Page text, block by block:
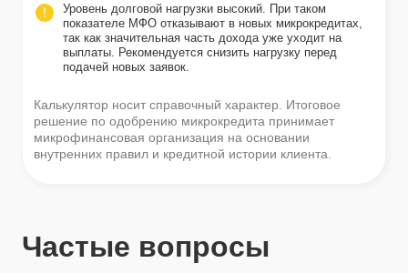
Уровень долговой нагрузки высокий. При таком
показателе МФО отказывают в новых микрокредитах,
так как значительная часть дохода уже уходит на
выплаты. Рекомендуется снизить нагрузку перед
подачей новых заявок.
Калькулятор носит справочный характер. Итоговое
решение по одобрению микрокредита принимает
микрофинансовая организация на основании
внутренних правил и кредитной истории клиента.
Частые вопросы